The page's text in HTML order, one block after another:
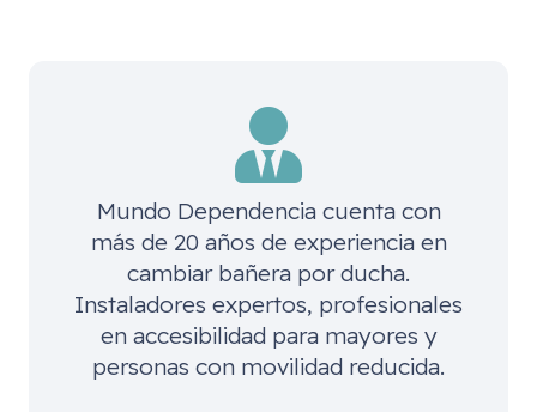
Mundo Dependencia cuenta con
más de 20 años de experiencia en
cambiar bañera por ducha.
Instaladores expertos, profesionales
en accesibilidad para mayores y
personas con movilidad reducida.